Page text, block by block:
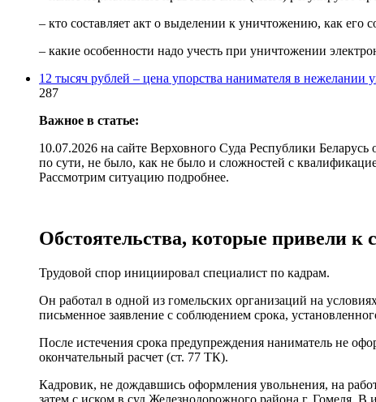
– кто составляет акт о выделении к уничтожению, как его
– какие особенности надо учесть при уничтожении
12 тысяч рублей – цена упорства нанимателя в нежелании
287
Важное в статье:
10.07.2026 на сайте Верховного Суда Республики
по сути, не было, как не было и сложностей с
Рассмотрим ситуацию подробнее.
Обстоятельства, которые привели к
Трудовой спор инициировал специалист по кадрам.
Он работал в одной из гомельских организаций на
письменное заявление с соблюдением срока,
После истечения срока предупреждения наниматель не
окончательный расчет (ст. 77 ТК).
Кадровик, не дождавшись оформления увольнения, на